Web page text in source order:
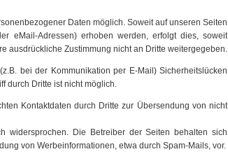
Daten möglich. Soweit auf unseren Seiten
eMail-Adressen) erhoben werden, erfolgt dies, soweit
ausdrückliche Zustimmung nicht an Dritte weitergegeben.
bei der Kommunikation per E-Mail) Sicherheitslücken
durch Dritte ist nicht möglich.
Kontaktdaten durch Dritte zur Übersendung von nicht
widersprochen. Die Betreiber der Seiten behalten sich
von Werbeinformationen, etwa durch Spam-Mails, vor.